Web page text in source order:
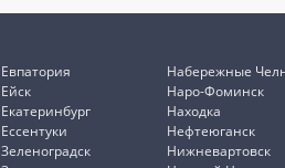
Евпатория
Ейск
Екатеринбург
Ессентуки
Зеленоградск
Набережные
Наро-Фоминск
Находка
Нефтеюганск
Нижневартовск